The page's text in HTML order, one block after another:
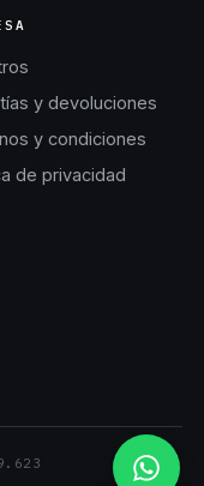
y devoluciones
y condiciones
de privacidad